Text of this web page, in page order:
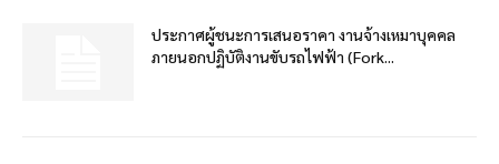
ประกาศผู้ชนะการเสนอราคา งานจ้างเหมาบุคคล
ภายนอกปฏิบัติงานขับรถไฟฟ้า (Fork...